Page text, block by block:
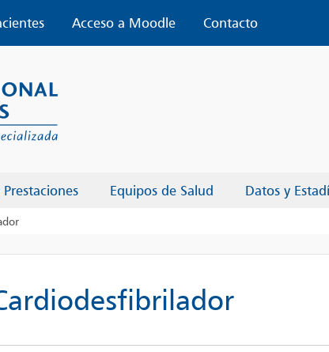
Acceso a Moodle
Contacto
Equipos de Salud Datos y